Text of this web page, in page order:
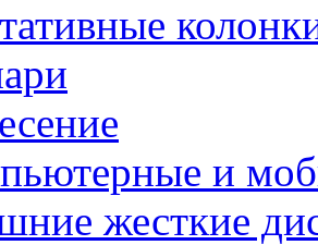
и
жесткие